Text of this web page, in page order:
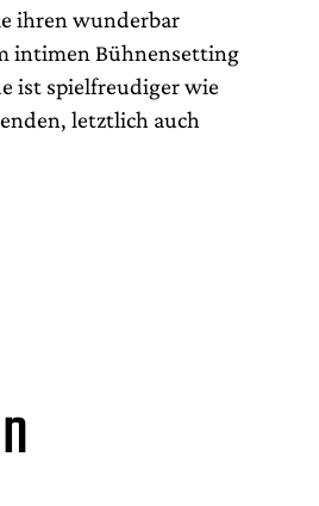
ihren wunderbar
intimen Bühnensetting
ist spielfreudiger wie
letztlich auch